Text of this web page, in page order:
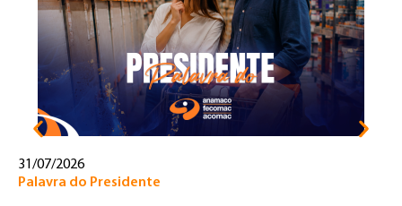
31/07/2026
Palavra do Presidente